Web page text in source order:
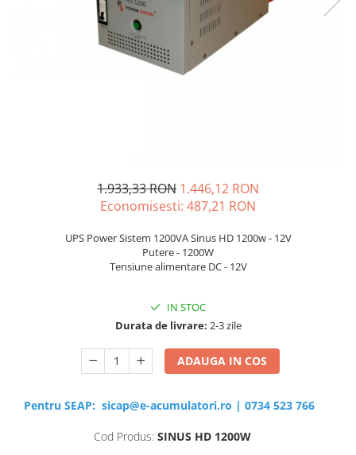
Sisteme de management (BMS)
Redresoare, incarcatoare si testere
Redresoare auto, moto, barci si
1.933,33 RON 1.446,12 RON
Economisesti: 487,21 RON
UPS Power Sistem 1200VA Sinus HD 1200w - 12V
Putere - 1200W
Tensiune alimentare DC - 12V
IN STOC
Durata de livrare: 2-3 zile
ADAUGA IN COS
Pentru SEAP: sicap@e-acumulatori.ro | 0734 523 766
Cod Produs: SINUS HD 1200W